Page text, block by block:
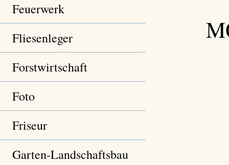
Feuerwerk
Fliesenleger
Forstwirtschaft
Foto
Friseur
Garten-Landschaftsbau